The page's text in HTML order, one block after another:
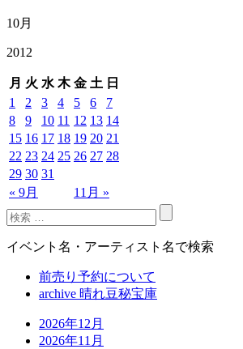
10月
2012
月 火 水 木 金 土 日
« 9月 11月 »
1 2 3 4 5 6
7
8
9 10 11 12 13 14
15 16 17 18 19 20 21
22 23 24 25 26 27 28
29 30 31
イベント名・アーティスト名で検索
前売り予約について
archive 晴れ豆秘宝庫
2026年12月
2026年11月